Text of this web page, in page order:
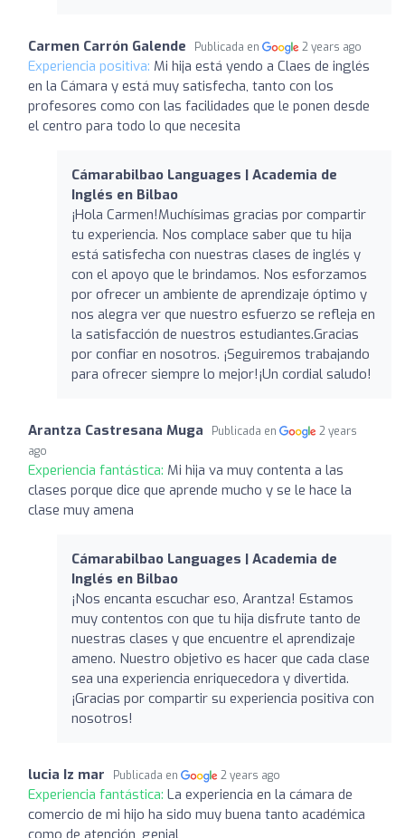
Carmen Carrón Galende Publicada en 2 years ago
Experiencia positiva: Mi hija está yendo a Claes de inglés
en la Cámara y está muy satisfecha, tanto con los
profesores como con las facilidades que le ponen desde
el centro para todo lo que necesita
Cámarabilbao Languages | Academia de
Inglés en Bilbao
¡Hola Carmen!Muchísimas gracias por compartir
tu experiencia. Nos complace saber que tu hija
está satisfecha con nuestras clases de inglés y
con el apoyo que le brindamos. Nos esforzamos
por ofrecer un ambiente de aprendizaje óptimo y
nos alegra ver que nuestro esfuerzo se refleja en
la satisfacción de nuestros estudiantes.Gracias
por confiar en nosotros. ¡Seguiremos trabajando
para ofrecer siempre lo mejor!¡Un cordial saludo!
Arantza Castresana Muga Publicada en
2 years
ago
Experiencia fantástica: Mi hija va muy contenta a las
clases porque dice que aprende mucho y se le hace la
clase muy amena
Cámarabilbao Languages | Academia de
Inglés en Bilbao
¡Nos encanta escuchar eso, Arantza! Estamos
muy contentos con que tu hija disfrute tanto de
nuestras clases y que encuentre el aprendizaje
ameno. Nuestro objetivo es hacer que cada clase
sea una experiencia enriquecedora y divertida.
¡Gracias por compartir su experiencia positiva con
nosotros!
lucia Iz mar Publicada en 2 years ago
Experiencia fantástica: La experiencia en la cámara de
comercio de mi hijo ha sido muy buena tanto académica
como de atención, genial